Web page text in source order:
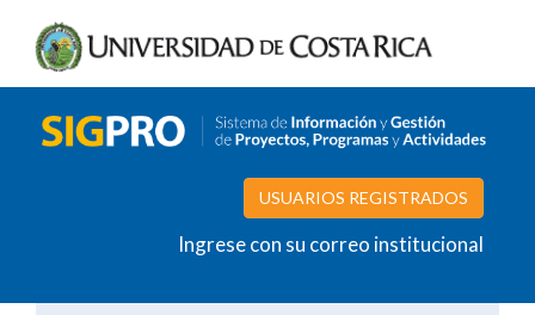
USUARIOS REGISTRADOS
Ingrese con su correo institucional